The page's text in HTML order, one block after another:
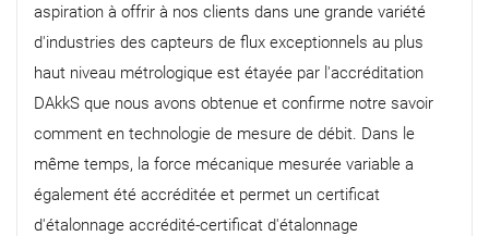
aspiration à offrir à nos clients dans une grande variété
d'industries des capteurs de flux exceptionnels au plus
haut niveau métrologique est étayée par l'accréditation
DAkkS que nous avons obtenue et confirme notre savoir
comment en technologie de mesure de débit. Dans le
même temps, la force mécanique mesurée variable a
également été accréditée et permet un certificat
d'étalonnage accrédité-certificat d'étalonnage